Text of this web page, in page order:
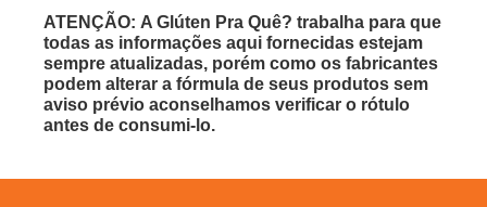
ATENÇÃO: A Glúten Pra Quê? trabalha para que
todas as informações aqui fornecidas estejam
sempre atualizadas, porém como os fabricantes
podem alterar a fórmula de seus produtos sem
aviso prévio aconselhamos verificar o rótulo
antes de consumi-lo.